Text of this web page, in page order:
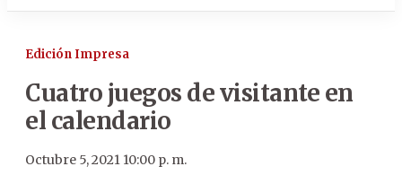
Edición Impresa
Cuatro juegos de visitante en
el calendario
Octubre 5, 2021 10:00 p. m.